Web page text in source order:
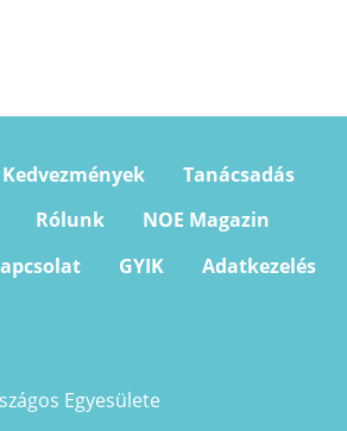
Kedvezmények
Tanácsadás
Rólunk
NOE Magazin
GYIK Adatkezelés
Egyesülete